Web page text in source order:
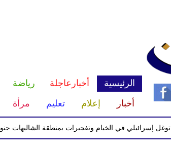
الرئيسية أخبارعاجلة رياضة
أخبار
إعلام تعليم مرأة
في الخيام وتفجيرات بمنطقة الشاليهات جنوب لبنان